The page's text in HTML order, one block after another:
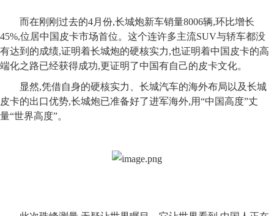
而在刚刚过去的4月份,长城炮新车销量8006辆,环比增长
45%,位居中国皮卡市场首位。这个连许多主流SUV与轿车都没
有达到的成绩,证明着长城炮的硬核实力,也证明着中国皮卡的高
端化之路已经获得成功,更证明了中国有自己的皮卡文化。
显然,凭借自身的硬核实力、长城汽车的海外布局以及长城
皮卡的出口优势,长城炮已准备好了进军海外,用“中国高度”丈
量“世界高度”。